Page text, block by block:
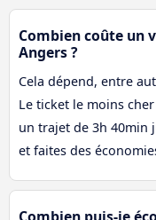
Combien coûte un
Angers ?
Cela dépend, entre
Le ticket le moins
un trajet de 3h 40min
et faites des